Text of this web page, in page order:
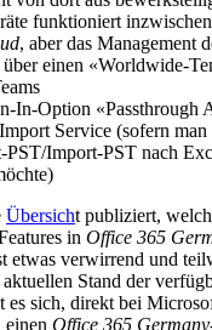
funktioniert
, aber das Management
einen «Worldwide-
In-Option «Passthrough
Service (sofern man
PST/Import-PST nach
Übersicht publiziert,
in Office 365
etwas verwirrend und
Stand der
es sich, direkt bei
einen Office 365 Germany